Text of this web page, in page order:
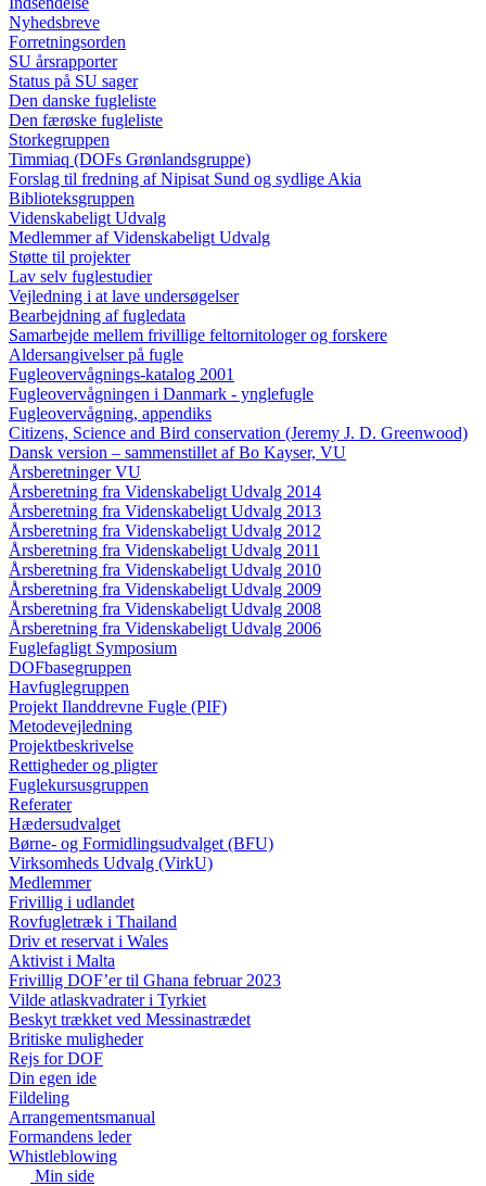
Nyhedsbreve
Forretningsorden
SU årsrapporter
Status på SU sager
Den danske fugleliste
Den færøske fugleliste
Storkegruppen
Timmiaq (DOFs Grønlandsgruppe)
Forslag til fredning af Nipisat Sund og sydlige Akia
Biblioteksgruppen
Videnskabeligt Udvalg
Medlemmer af Videnskabeligt Udvalg
Støtte til projekter
Lav selv fuglestudier
Vejledning i at lave undersøgelser
Bearbejdning af fugledata
Samarbejde mellem frivillige feltornitologer og forskere
Aldersangivelser på fugle
Fugleovervågnings-katalog 2001
Fugleovervågningen i Danmark - ynglefugle
Fugleovervågning, appendiks
Citizens, Science and Bird conservation (Jeremy J. D. Greenwood)
Dansk version – sammenstillet af Bo Kayser, VU
Årsberetninger VU
Årsberetning fra Videnskabeligt Udvalg 2014
Årsberetning fra Videnskabeligt Udvalg 2013
Årsberetning fra Videnskabeligt Udvalg 2012
Årsberetning fra Videnskabeligt Udvalg 2011
Årsberetning fra Videnskabeligt Udvalg 2010
Årsberetning fra Videnskabeligt Udvalg 2009
Årsberetning fra Videnskabeligt Udvalg 2008
Årsberetning fra Videnskabeligt Udvalg 2006
Fuglefagligt Symposium
DOFbasegruppen
Havfuglegruppen
Projekt Ilanddrevne Fugle (PIF)
Metodevejledning
Projektbeskrivelse
Rettigheder og pligter
Fuglekursusgruppen
Referater
Hædersudvalget
Børne- og Formidlingsudvalget (BFU)
Virksomheds Udvalg (VirkU)
Medlemmer
Frivillig i udlandet
Rovfugletræk i Thailand
Driv et reservat i Wales
Aktivist i Malta
Frivillig DOF’er til Ghana februar 2023
Vilde atlaskvadrater i Tyrkiet
Beskyt trækket ved Messinastrædet
Britiske muligheder
Rejs for DOF
Din egen ide
Fildeling
Arrangementsmanual
Formandens leder
Whistleblowing
Min side